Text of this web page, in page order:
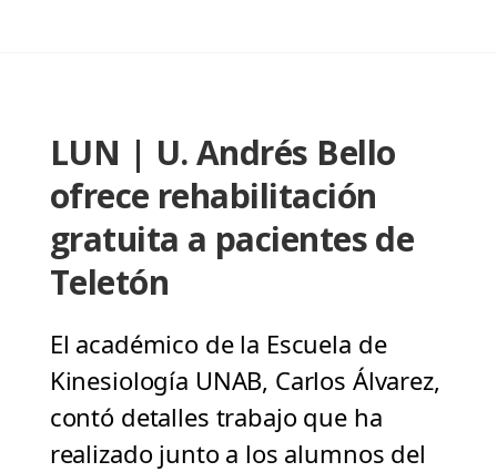
LUN | U. Andrés Bello
ofrece rehabilitación
gratuita a pacientes de
Teletón
El académico de la Escuela de
Kinesiología UNAB, Carlos Álvarez,
contó detalles trabajo que ha
realizado junto a los alumnos del